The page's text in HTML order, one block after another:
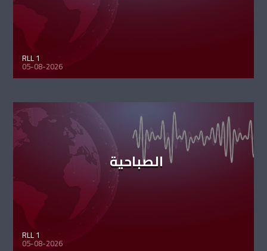
RLL 1
05-08-2026
الصباحية
RLL 1
05-08-2026